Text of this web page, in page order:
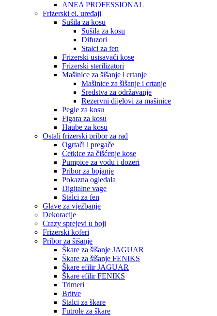
ANEA PROFESSIONAL
Frizerski el. uređaji
Sušila za kosu
Sušila za kosu
Difuzori
Stalci za fen
Frizerski usisavači kose
Frizerski sterilizatori
Mašinice za šišanje i crtanje
Mašinice za šišanje i crtanje
Sredstva za održavanje
Rezervni dijelovi za mašinice
Pegle za kosu
Figara za kosu
Haube za kosu
Ostali frizerski pribor za rad
Ogrtači i pregače
Četkice za čišćenje kose
Pumpice za vodu i dozeri
Pribor za bojanje
Pokazna ogledala
Digitalne vage
Stalci za fen
Glave za vježbanje
Dekoracije
Crazy sprejevi u boji
Frizerski koferi
Pribor za šišanje
Škare za šišanje JAGUAR
Škare za šišanje FENIKS
Škare efilir JAGUAR
Škare efilir FENIKS
Trimeri
Britve
Stalci za škare
Futrole za škare